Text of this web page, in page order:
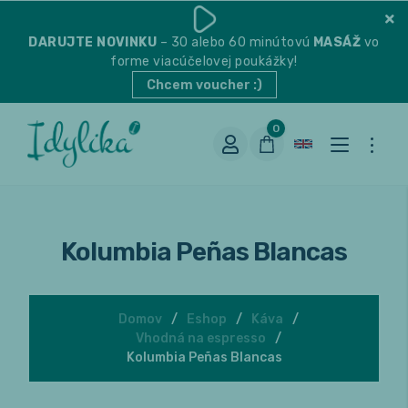
DARUJTE NOVINKU – 30 alebo 60 minútovú MASÁŽ vo
forme viacúčelovej poukážky!
Chcem voucher :)
Vhodná na espresso
0
Kolumbia Peñas Blancas
Domov Eshop
Káva
Vhodná na espresso
Kolumbia Peñas Blancas